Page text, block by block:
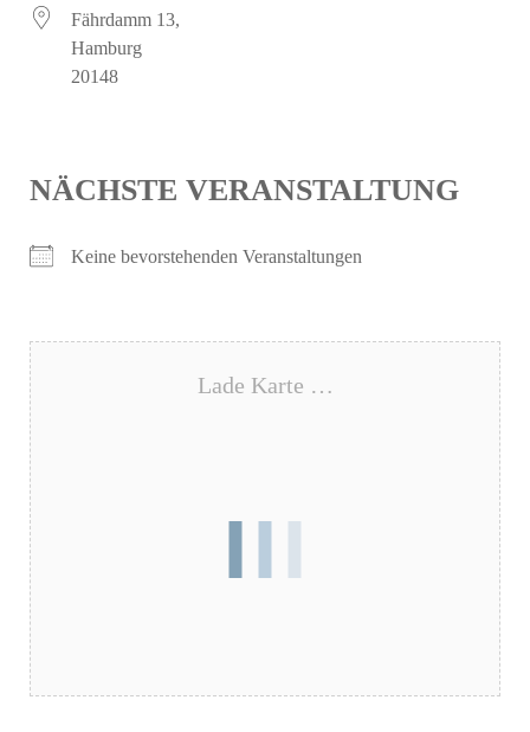
Fährdamm 13,
Hamburg
20148
NÄCHSTE VERANSTALTUNG
Keine bevorstehenden Veranstaltungen
Lade Karte …